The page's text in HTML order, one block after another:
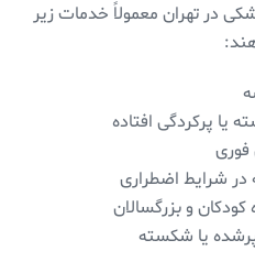
در تهران معمولاً خدمات زیر
یا پرکردگی افتاده
شرایط اضطراری
و بزرگسالان
یا شکسته